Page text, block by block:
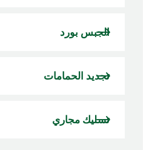
الجبس بورد
تجديد الحمامات
تسليك مجاري